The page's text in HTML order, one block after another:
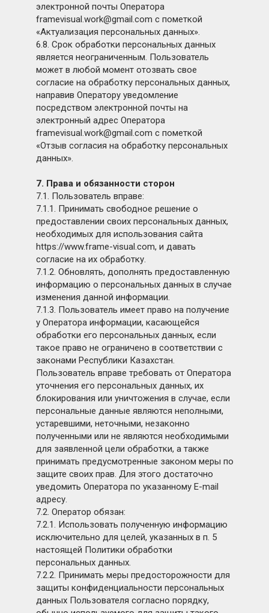
электронной почты Оператора
framevisual.work@gmail.com с пометкой
«Актуализация персональных данных».
​6.8. Срок обработки персональных данных
является неограниченным. Пользователь
может в любой момент отозвать свое
согласие на обработку персональных данных,
направив Оператору уведомление
посредством электронной почты на
электронный адрес Оператора
framevisual.work@gmail.com с пометкой
«Отзыв согласия на обработку персональных
данных».
7. Права и обязанности сторон
7.1. Пользователь вправе:
7.1.1. Принимать свободное решение о
предоставлении своих персональных данных,
необходимых для использования сайта
https://www.frame-visual.com, и давать
согласие на их обработку.
7.1.2. Обновлять, дополнять предоставленную
информацию о персональных данных в случае
изменения данной информации.
7.1.3. Пользователь имеет право на получение
у Оператора информации, касающейся
обработки его персональных данных, если
такое право не ограничено в соответствии с
законами Республики Казахстан.
Пользователь вправе требовать от Оператора
уточнения его персональных данных, их
блокирования или уничтожения в случае, если
персональные данные являются неполными,
устаревшими, неточными, незаконно
полученными или не являются необходимыми
для заявленной цели обработки, а также
принимать предусмотренные законом меры по
защите своих прав. Для этого достаточно
уведомить Оператора по указанному E-mail
адресу.
7.2. Оператор обязан:
7.2.1. Использовать полученную информацию
исключительно для целей, указанных в п. 5
настоящей Политики обработки
персональных данных.
7.2.2. Принимать меры предосторожности для
защиты конфиденциальности персональных
данных Пользователя согласно порядку,